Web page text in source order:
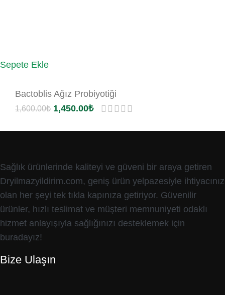
Sepete Ekle
Bactoblis Ağız Probiyotiği
1,600.00₺ 1,450.00₺
Sağlık ürünlerinde kaliteyi ve güveni bir araya getiren
Dryilmazyildirim.com, geniş ürün yelpazesiyle ihtiyacınız
olan her şeyi tek tıkla kapınıza getiriyor. Güvenilir
ürünler, hızlı teslimat ve müşteri memnuniyeti odaklı
hizmet anlayışıyla sağlığınızı desteklemek için
buradayız!
Bize Ulaşın